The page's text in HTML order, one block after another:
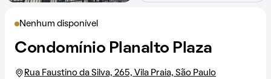
Nenhum disponível
Condomínio Planalto Plaza
Rua Faustino da Silva, 265, Vila Praia, São Paulo